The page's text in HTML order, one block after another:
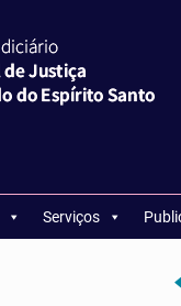
Serviços